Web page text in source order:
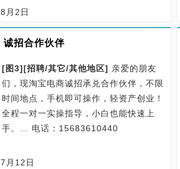
8月2日
诚招合作伙伴
[图3][招聘/其它/其他地区] 亲爱的朋友
们，现淘宝电商诚招承兑合作伙伴，不限
时间地点，手机即可操作，轻资产创业！
全程一对一实操指导，小白也能快速上
手。… 电话：15683610440
7月12日